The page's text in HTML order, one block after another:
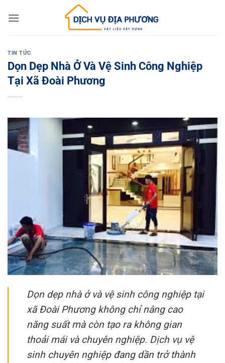
TIN TỨC
Dọn Dẹp Nhà Ở Và Vệ Sinh Công Nghiệp
Tại Xã Đoài Phương
Dọn dẹp nhà ở và vệ sinh công nghiệp tại
xã Đoài Phương không chỉ nâng cao
năng suất mà còn tạo ra không gian
thoải mái và chuyên nghiệp. Dịch vụ vệ
sinh chuyên nghiệp đang dần trở thành